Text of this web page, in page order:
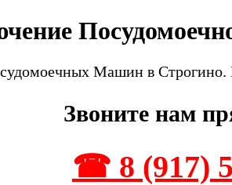
Машин в Строгино.
Звоните нам
☎ 8 (917)